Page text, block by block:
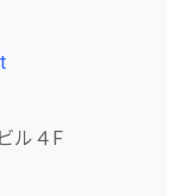
ル４F